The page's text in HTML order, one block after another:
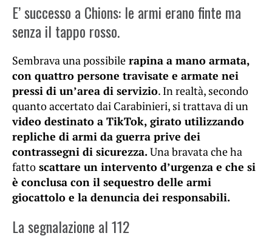
E’ successo a Chions: le armi erano finte ma
senza il tappo rosso.
Sembrava una possibile rapina a mano armata,
con quattro persone travisate e armate nei
pressi di un’area di servizio. In realtà, secondo
quanto accertato dai Carabinieri, si trattava di un
video destinato a TikTok, girato utilizzando
repliche di armi da guerra prive dei
contrassegni di sicurezza.Una bravata che ha
fatto scattare un intervento d’urgenza e che si
è conclusa con il sequestro delle armi
giocattolo e la denuncia dei responsabili.
La segnalazione al 112